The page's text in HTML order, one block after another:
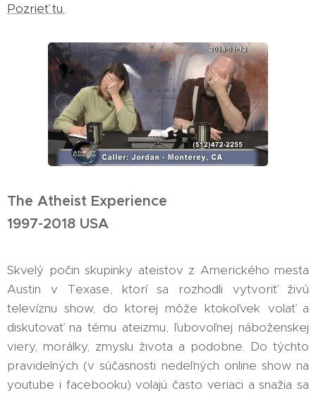
Pozrieť tu.
The Atheist Experience
1997-2018 USA
Skvelý počin skupinky ateistov z Amerického mesta
Austin v Texase, ktorí sa rozhodli vytvoriť živú
televíznu show, do ktorej môže ktokoľvek volať a
diskutovať na tému ateizmu, ľubovoľnej náboženskej
viery, morálky, zmyslu života a podobne. Do týchto
pravidelných (v súčasnosti nedeľných online show na
youtube i facebooku) volajú často veriaci a snažia sa